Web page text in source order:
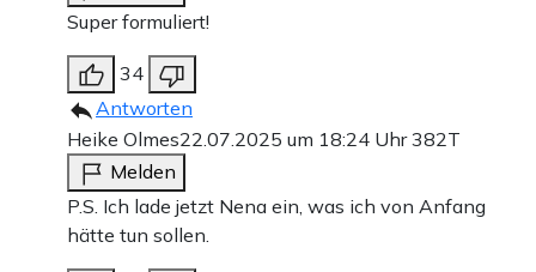
Super formuliert!
34
Antworten
Heike Olmes22.07.2025 um 18:24 Uhr382T
Melden
P.S. Ich lade jetzt Nena ein, was ich von Anfang
hätte tun sollen.